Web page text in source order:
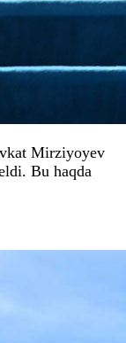
Mirziyoyev
Bu haqda